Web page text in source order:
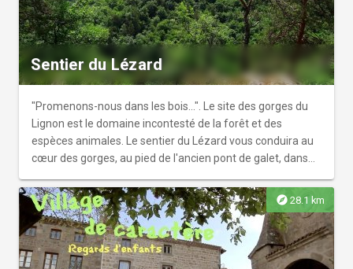
Sentier du Lézard
"Promenons-nous dans les bois...". Le site des gorges du
Lignon est le domaine incontesté de la forêt et des
espèces animales. Le sentier du Lézard vous conduira au
cœur des gorges, au pied de l'ancien pont de galet, dans
explore 28.1 km